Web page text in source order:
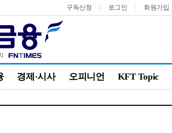
구독신청 로그인 회원가입
경제·시사 오피니언 KFT Topic